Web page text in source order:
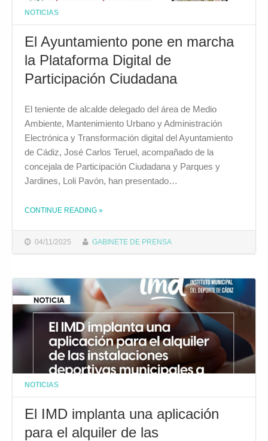
NOTICIAS
El Ayuntamiento pone en marcha
la Plataforma Digital de
Participación Ciudadana
04/11/2025 GABINETE DE PRENSA
El teniente de alcalde delegado del área de Medio
Ambiente, Mantenimiento Urbano y Administración
Electrónica y Transformación digital del Ayuntamiento
de Cádiz, José Carlos Teruel, acompañado de la
concejala de Participación Ciudadana y Parques y
Jardines, Loli Pavón, han presentado…
CONTINUE READING THE "EL AYUNTAMIENTO PONE EN MARCHA LA PLATAFORMA DIGITAL DE PARTICIPACIÓN CIUDADANA"
»
NOTICIAS
El IMD implanta una aplicación
para el alquiler de las